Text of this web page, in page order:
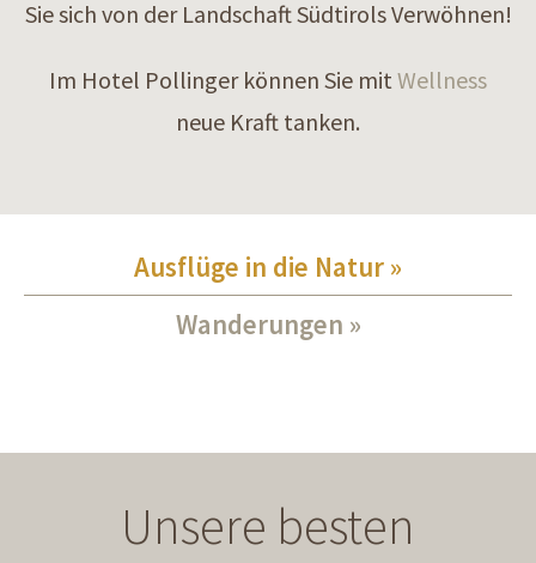
Sie sich von der Landschaft Südtirols Verwöhnen!
Im Hotel Pollinger können Sie mitWellness
neue Kraft tanken.
Ausflüge in die Natur
Wanderungen
Unsere besten